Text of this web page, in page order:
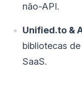
não-API.
Unified.to &
bibliotecas
SaaS.